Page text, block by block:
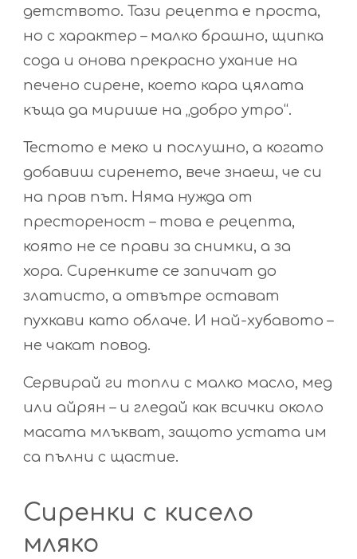
детството. Тази рецепта е проста,
но с характер – малко брашно, щипка
сода и онова прекрасно ухание на
печено сирене, което кара цялата
къща да мирише на „добро утро“.
Тестото е меко и послушно, а когато
добавиш сиренето, вече знаеш, че си
на прав път. Няма нужда от
престореност – това е рецепта,
която не се прави за снимки, а за
хора. Сиренките се запичат до
златисто, а отвътре остават
пухкави като облаче. И най-хубавото –
не чакат повод.
Сервирай ги топли с малко масло, мед
или айрян – и гледай как всички около
масата млъкват, защото устата им
са пълни с щастие.
Сиренки с кисело
мляко